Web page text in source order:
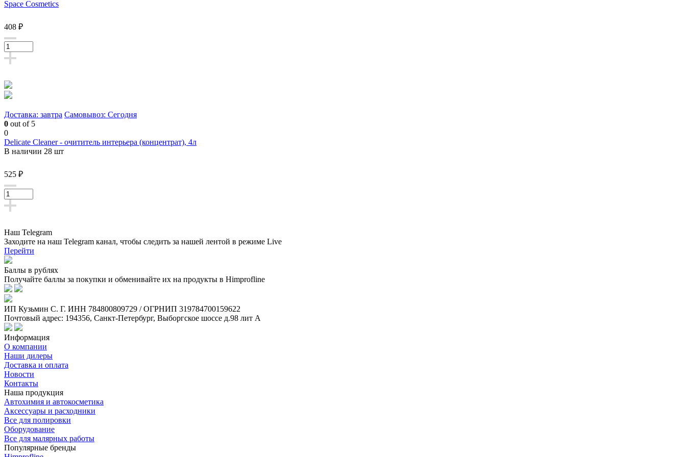
Space Cosmetics
408 ₽
Доставка: завтра Самовывоз: Сегодня
0 out of 5
0
Delicate Cleaner - очититель интерьера (концентрат), 4л
В наличии 28 шт
525 ₽
Наш Telegram
Заходите на наш Telegram канал, чтобы следить за нашей лентой в режиме Live
Перейти
Баллы в рублях
Получайте баллы за покупки и обменивайте их на продукты в Himprofline
ИП Кузьмин C. Г. ИНН 784800809729 / ОГРНИП 319784700159622
Почтовый адрес: 194356, Санкт-Петербург, Выборгское шоссе д.98 лит А
Информация
О компании
Наши дилеры
Доставка и оплата
Новости
Контакты
Наша продукция
Автохимия и автокосметика
Аксессуары и расходники
Все для полировки
Оборудование
Все для малярных работы
Популярные бренды